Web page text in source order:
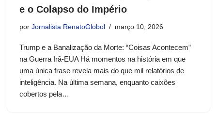
e o Colapso do Império
por Jornalista RenatoGlobol março 10, 2026
Trump e a Banalização da Morte: “Coisas Acontecem”
na Guerra Irã-EUA Há momentos na história em que
uma única frase revela mais do que mil relatórios de
inteligência. Na última semana, enquanto caixões
cobertos pela…